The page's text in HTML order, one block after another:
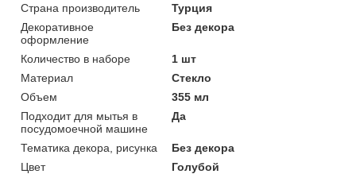
Страна производитель
Турция
Декоративное
оформление
Без декора
Количество в наборе
1 шт
Материал
Стекло
Объем
355 мл
Подходит для мытья в
посудомоечной машине
Да
Тематика декора, рисунка
Без декора
Цвет
Голубой